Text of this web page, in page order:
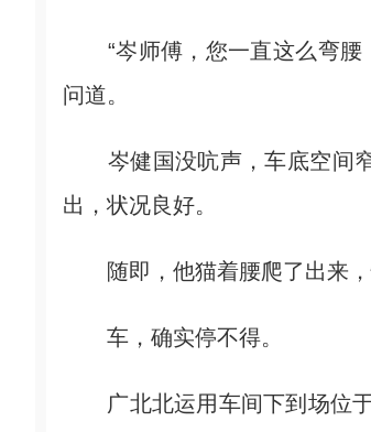
“岑师傅，您一直这么弯腰
问道。
岑健国没吭声，车底空间窄
出，状况良好。
随即，他猫着腰爬了出来，
车，确实停不得。
广北北运用车间下到场位于